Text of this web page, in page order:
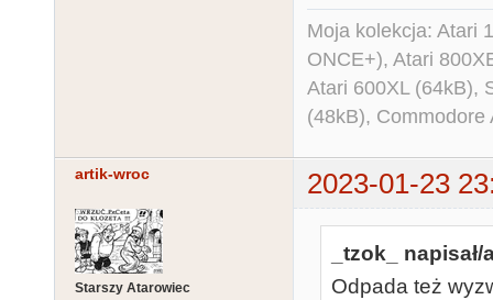
Moja kolekcja: Atari
ONCE+), Atari
Atari 600XL (64kB),
(48kB),
artik-wroc 2023-01-23
Starszy Atarowiec
_tzok_ napisał/
Odpada też